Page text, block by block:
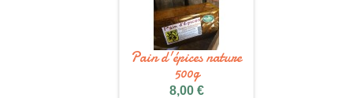
Pain d'épices nature
500g
8,00 €